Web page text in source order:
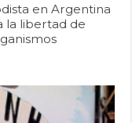
en Argentina
la libertad de